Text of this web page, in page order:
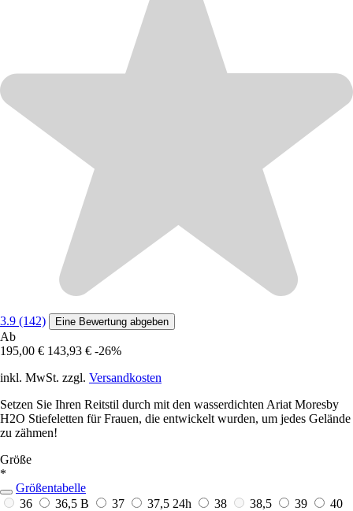
3.9 (142) Eine Bewertung abgeben
Ab
195,00 € 143,93 € -26%
inkl. MwSt. zzgl. Versandkosten
Setzen Sie Ihren Reitstil durch mit den wasserdichten Ariat Moresby
H2O Stiefeletten für Frauen, die entwickelt wurden, um jedes Gelände
zu zähmen!
Größe
*
Größentabelle
36
36,5 B 37 37,5 24h 38 38,5 39
40